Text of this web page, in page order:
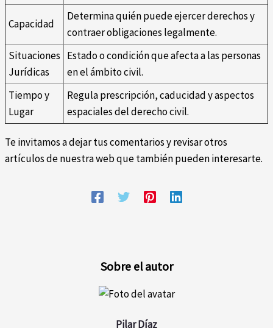
Capacidad
Determina quién puede ejercer derechos y
contraer obligaciones legalmente.
Situaciones
Jurídicas
Estado o condición que afecta a las personas
en el ámbito civil.
Tiempo y
Lugar
Regula prescripción, caducidad y aspectos
espaciales del derecho civil.
Te invitamos a dejar tus comentarios y revisar otros
artículos de nuestra web que también pueden interesarte.
Sobre el autor
Pilar Díaz